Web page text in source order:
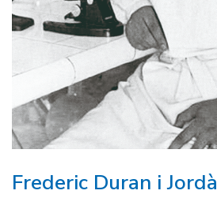
Frederic Duran i Jordà